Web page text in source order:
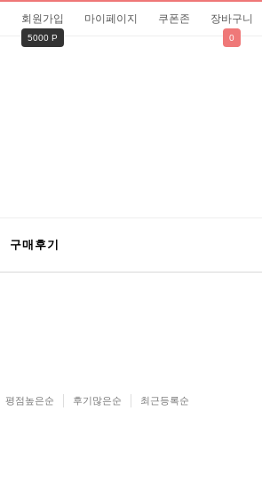
회원가입
5000 P
마이페이지 쿠폰존 장바구니
0
구매후기
평점높은순 후기많은순 최근등록순